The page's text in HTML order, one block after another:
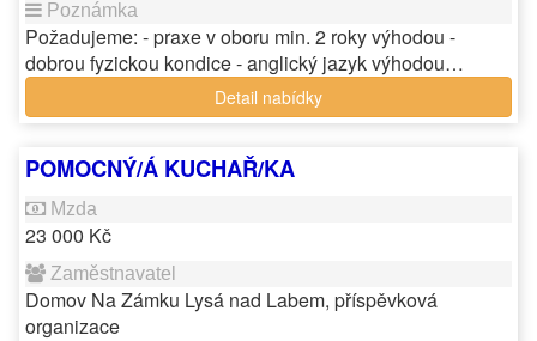
Požadujeme: - praxe v oboru min. 2 roky výhodou -
dobrou fyzickou kondice - anglický jazyk výhodou…
Detail nabídky
POMOCNÝ/Á KUCHAŘ/KA
23 000 Kč
Domov Na Zámku Lysá nad Labem, příspěvková
organizace